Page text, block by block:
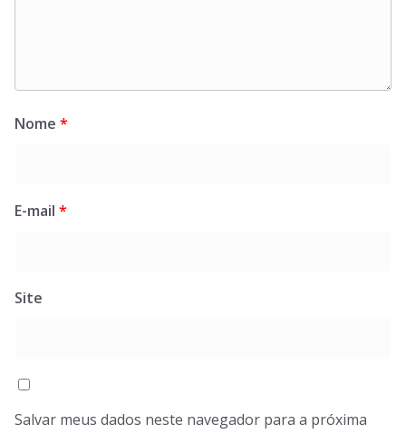
Nome *
E-mail *
Site
Salvar meus dados neste navegador para a próxima